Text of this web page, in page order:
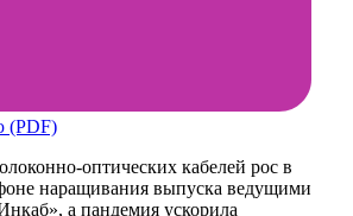
(PDF)
оптических кабелей рос в
наращивания выпуска ведущими
а пандемия ускорила